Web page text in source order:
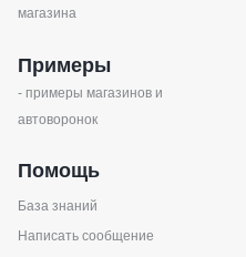
магазина
Примеры
- примеры магазинов и
автоворонок
Помощь
База знаний
Написать сообщение